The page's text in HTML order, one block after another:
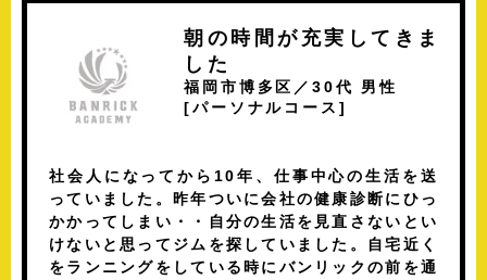
朝の時間が充実してきま
した
福岡市博多区／30代 男性
[パーソナルコース ]
社会人になってから10年、仕事中心の生活を送
っていました。昨年ついに会社の健康診断にひっ
かかってしまい・・自分の生活を見直さないとい
けないと思ってジムを探していました。自宅近く
をランニングをしている時にバンリックの前を通